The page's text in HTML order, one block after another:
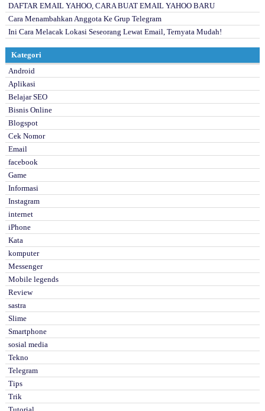
DAFTAR EMAIL YAHOO, CARA BUAT EMAIL YAHOO BARU
Cara Menambahkan Anggota Ke Grup Telegram
Ini Cara Melacak Lokasi Seseorang Lewat Email, Ternyata Mudah!
Kategori
Android
Aplikasi
Belajar SEO
Bisnis Online
Blogspot
Cek Nomor
Email
facebook
Game
Informasi
Instagram
internet
iPhone
Kata
komputer
Messenger
Mobile legends
Review
sastra
Slime
Smartphone
sosial media
Tekno
Telegram
Tips
Trik